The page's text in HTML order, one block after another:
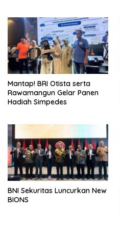
Mantap! BRI Otista serta
Rawamangun Gelar Panen
Hadiah Simpedes
BNI Sekuritas Luncurkan New
BIONS